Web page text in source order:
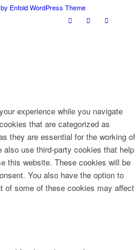
Enfold WordPress Theme
experience while you navigate
that are categorized as
they are essential for the working of
use third-party cookies that help
this website. These cookies will be
You also have the option to
of some of these cookies may affect